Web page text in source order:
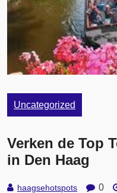
Uncategorized
Verken de Top
in Den Haag
haagsehotspots 0